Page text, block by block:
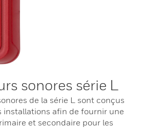
sonores série L
de la série L sont conçus
installations afin de fournir une
et secondaire pour les